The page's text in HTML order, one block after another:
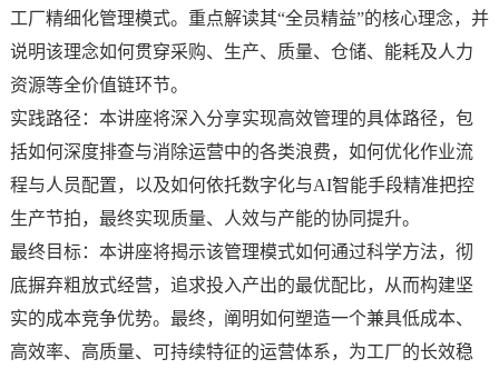
工厂精细化管理模式。重点解读其“全员精益”的核心理念，并
说明该理念如何贯穿采购、生产、质量、仓储、能耗及人力
资源等全价值链环节。
实践路径：本讲座将深入分享实现高效管理的具体路径，包
括如何深度排查与消除运营中的各类浪费，如何优化作业流
程与人员配置，以及如何依托数字化与AI智能手段精准把控
生产节拍，最终实现质量、人效与产能的协同提升。
最终目标：本讲座将揭示该管理模式如何通过科学方法，彻
底摒弃粗放式经营，追求投入产出的最优配比，从而构建坚
实的成本竞争优势。最终，阐明如何塑造一个兼具低成本、
高效率、高质量、可持续特征的运营体系，为工厂的长效稳